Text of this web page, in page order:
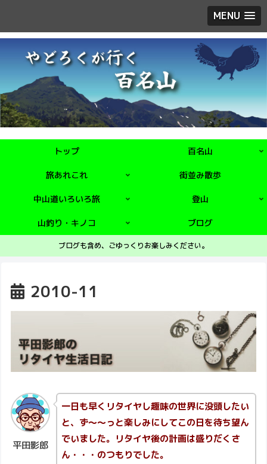
MENU
トップ 百名山
旅あれこれ 街並み散歩
中山道いろいろ旅 登山
山釣り・キノコ ブログ
ブログも含め、ごゆっくりお楽しみください。
2010-11
平田影郎
一日も早くリタイヤし趣味の世界に没頭したい
と、ず～～っと楽しみにしてこの日を待ち望ん
でいました。リタイヤ後の計画は盛りだくさ
ん・・・のつもりでした。